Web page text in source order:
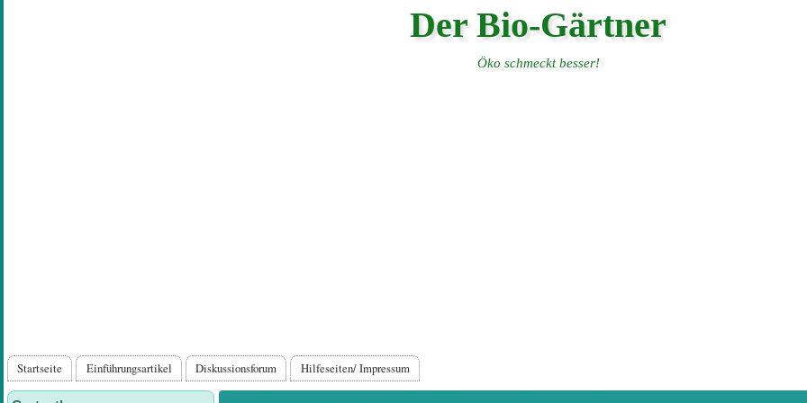
Der Bio-Gärtner
Öko schmeckt besser!
Hauptnavigation
Startseite Einführungsartikel Diskussionsforum Hilfeseiten/ Impressum